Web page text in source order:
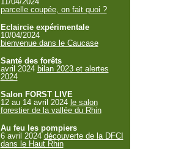
parcelle coupée, on fait quoi ?
Eclaircie expérimentale
10/04/2024
bienvenue dans le Caucase
Santé des forêts
avril 2024 bilan 2023 et alertes
2024
Salon FORST LIVE
12 au 14 avril 2024 le salon
forestier de la vallée du Rhin
Au feu les pompiers
6 avril 2024 découverte de la DFCI
dans le Haut Rhin